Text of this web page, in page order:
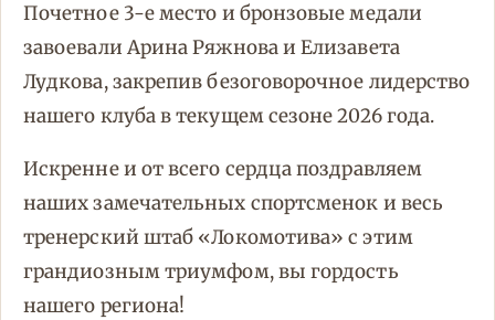
Почетное 3-е место и бронзовые медали
завоевали Арина Ряжнова и Елизавета
Лудкова, закрепив безоговорочное лидерство
нашего клуба в текущем сезоне 2026 года.
Искренне и от всего сердца поздравляем
наших замечательных спортсменок и весь
тренерский штаб «Локомотива» с этим
грандиозным триумфом, вы гордость
нашего региона!